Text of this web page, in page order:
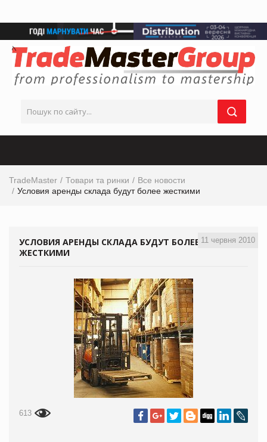
TradeMaster Товари та ринки
Все новости
Условия аренды склада будут более жесткими
11 червня 2010
УСЛОВИЯ АРЕНДЫ СКЛАДА БУДУТ БОЛЕЕ
ЖЕСТКИМИ
613